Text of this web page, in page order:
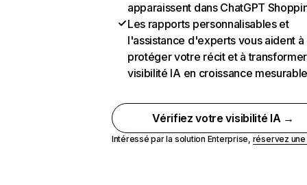
apparaissent dans ChatGPT
Les rapports personnalisables et
l'assistance d'experts vous aident à
protéger votre récit et à
visibilité IA en croissance
Vérifiez votre visibilité IA →
Intéressé par la solution Enterprise, réservez